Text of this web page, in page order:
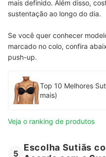
mais definido. Além disso,
sustentação ao longo do dia.
Se você quer conhecer
marcado no colo, confira
push-up.
Top 10 Melhores
mais)
Veja o ranking de produtos
5
Escolha Sutiãs